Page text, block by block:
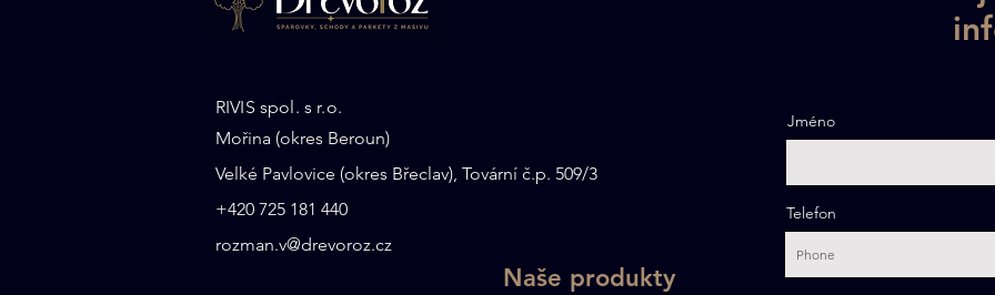
Dubová spárovka:
nadčasová klasika pro
schody, stoly i interiéry
Královský materiál pro
RIVIS spol. s r.o.
Mořina (okres Beroun)
Velké Pavlovice (okres Břeclav), Tovární č.p. 509/3
+420 725 181 440
rozman.v@drevoroz.cz
Naše produkty
Jméno
Telefon